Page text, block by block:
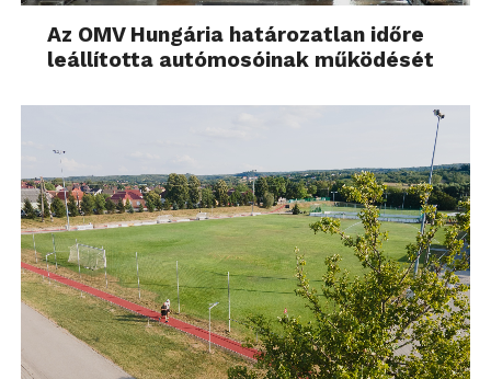
Az OMV Hungária határozatlan időre
leállította autómosóinak működését